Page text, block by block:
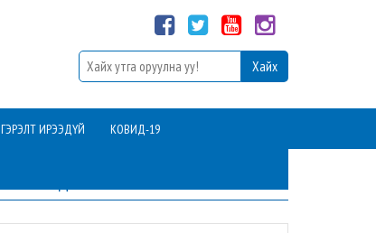
ГЭРЭЛТ ИРЭЭДҮЙ КОВИД-19